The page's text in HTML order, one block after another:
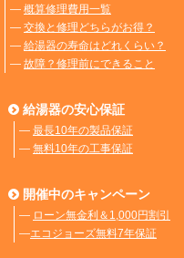
― 概算修理費用一覧
― 交換と修理どちらがお得？
― 給湯器の寿命はどれくらい？
― 故障？修理前にできること
給湯器の安心保証
― 最長10年の製品保証
― 無料10年の工事保証
開催中のキャンペーン
― ローン無金利＆1,000円割引
―エコジョーズ無料7年保証